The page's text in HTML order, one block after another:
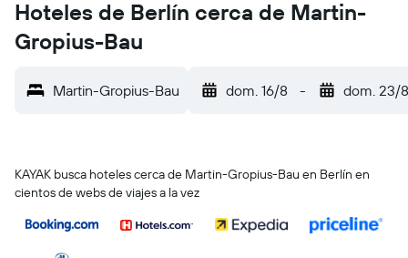
Hoteles de Berlín cerca de Martin-
Gropius-Bau
Martin-Gropius-Bau dom. 16/8 - dom. 23/8
KAYAK busca hoteles cerca de Martin-Gropius-Bau en Berlín en
cientos de webs de viajes a la vez